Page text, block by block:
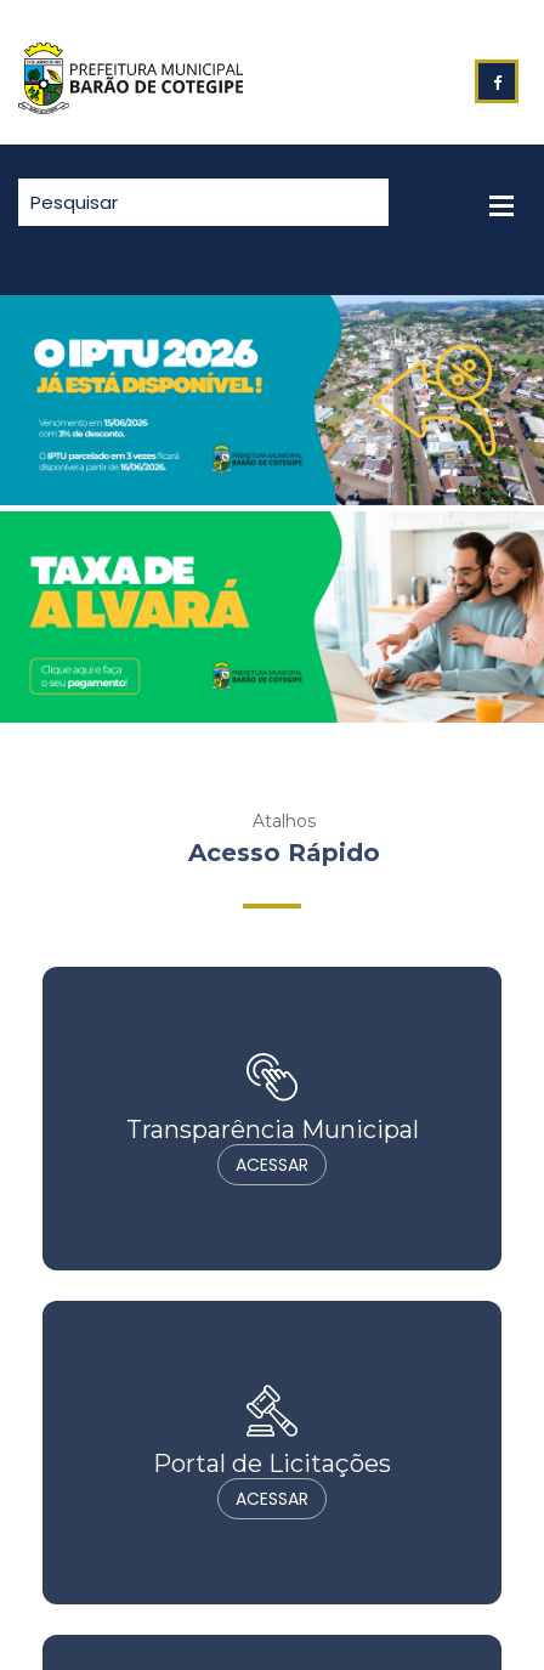
Atalhos
Acesso Rápido
Transparência Municipal
ACESSAR
Portal de Licitações
ACESSAR